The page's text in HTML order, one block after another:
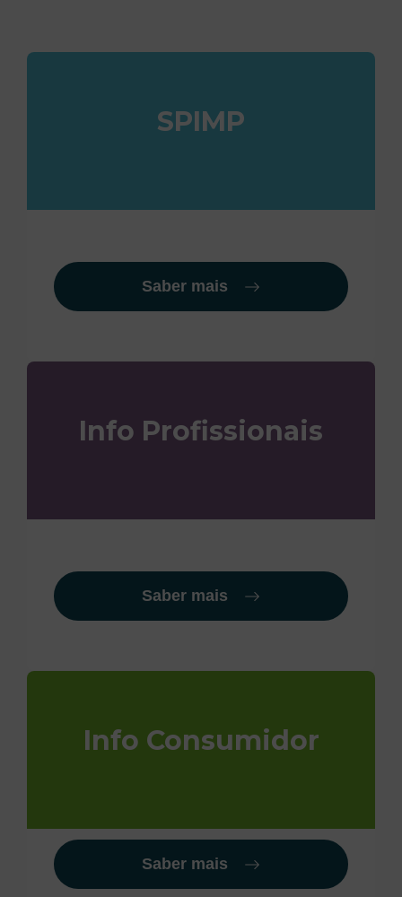
SPIMP
Saber mais
Info Profissionais
Saber mais
Info Consumidor
Saber mais